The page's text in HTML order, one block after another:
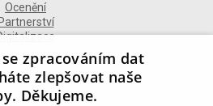
Ocenění
Partnerství
zpracováním dat
zlepšovat naše
Děkujeme.